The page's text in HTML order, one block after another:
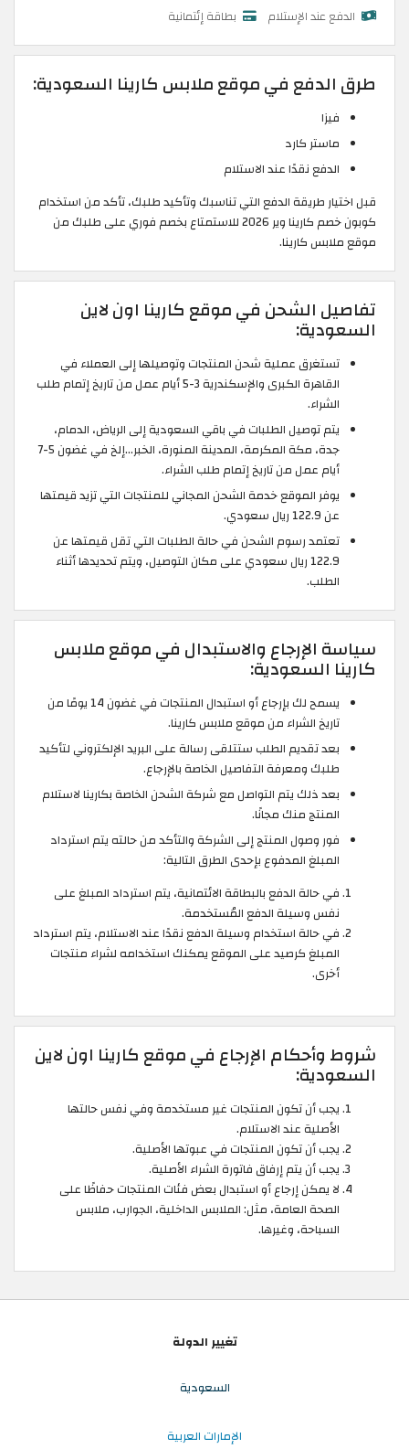
الدفع عند الإستلام بطاقة إئتمانية
طرق الدفع في موقع ملابس كارينا السعودية:
فيزا
ماستر كارد
الدفع نقدًا عند الاستلام
قبل اختيار طريقة الدفع التي تناسبك وتأكيد طلبك، تأكد من استخدام
كوبون خصم كارينا وير 2026 للاستمتاع بخصم فوري على طلبك من
موقع ملابس كارينا.
تفاصيل الشحن في موقع كارينا اون لاين
السعودية:
تستغرق عملية شحن المنتجات وتوصيلها إلى العملاء في
القاهرة الكبرى والإسكندرية 3-5 أيام عمل من تاريخ إتمام طلب
الشراء.
يتم توصيل الطلبات في باقي السعودية إلى الرياض، الدمام،
جدة، مكة المكرمة، المدينة المنورة، الخبر…إلخ في غضون 5-7
أيام عمل من تاريخ إتمام طلب الشراء.
يوفر الموقع خدمة الشحن المجاني للمنتجات التي تزيد قيمتها
عن 122.9 ريال سعودي.
تعتمد رسوم الشحن في حالة الطلبات التي تقل قيمتها عن
122.9 ريال سعودي على مكان التوصيل، ويتم تحديدها أثناء
الطلب.
سياسة الإرجاع والاستبدال في موقع ملابس
كارينا السعودية:
يسمح لك بإرجاع أو استبدال المنتجات في غضون 14 يومًا من
تاريخ الشراء من موقع ملابس كارينا.
بعد تقديم الطلب ستتلقى رسالة على البريد الإلكتروني لتأكيد
طلبك ومعرفة التفاصيل الخاصة بالإرجاع.
بعد ذلك يتم التواصل مع شركة الشحن الخاصة بكارينا لاستلام
المنتج منك مجانًا.
فور وصول المنتج إلى الشركة والتأكد من حالته يتم استرداد
المبلغ المدفوع بإحدى الطرق التالية:
في حالة الدفع بالبطاقة الائتمانية، يتم استرداد المبلغ على
نفس وسيلة الدفع المُستخدمة.
في حالة استخدام وسيلة الدفع نقدًا عند الاستلام، يتم استرداد
المبلغ كرصيد على الموقع يمكنك استخدامه لشراء منتجات
أخرى.
شروط وأحكام الإرجاع في موقع كارينا اون لاين
السعودية:
يجب أن تكون المنتجات غير مستخدمة وفي نفس حالتها
الأصلية عند الاستلام.
يجب أن تكون المنتجات في عبوتها الأصلية.
يجب أن يتم إرفاق فاتورة الشراء الأصلية.
لا يمكن إرجاع أو استبدال بعض فئات المنتجات حفاظًا على
الصحة العامة، مثل: الملابس الداخلية، الجوارب، ملابس
السباحة، وغيرها.
تغيير الدولة
السعودية
الإمارات العربية